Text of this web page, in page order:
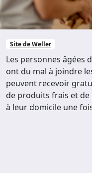
Site de Weller
Les personnes âgées
ont du mal à joindre
peuvent recevoir
de produits frais et
à leur domicile une